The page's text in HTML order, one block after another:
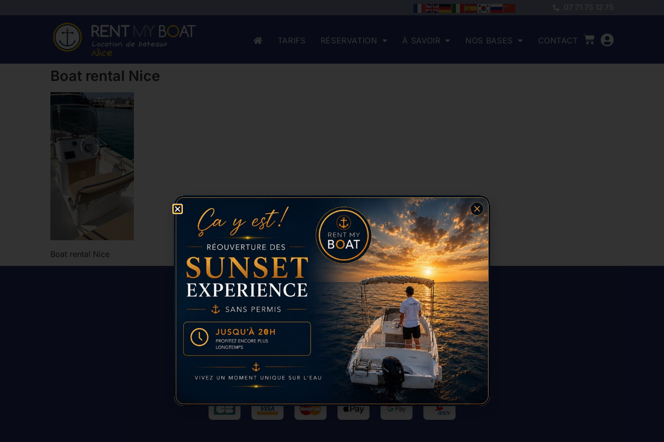
07 71 75 12 75
TARIFS RÉSERVATION À SAVOIR NOS BASES CONTACT
Boat rental Nice
Boat rental Nice
Paiement sécurisé